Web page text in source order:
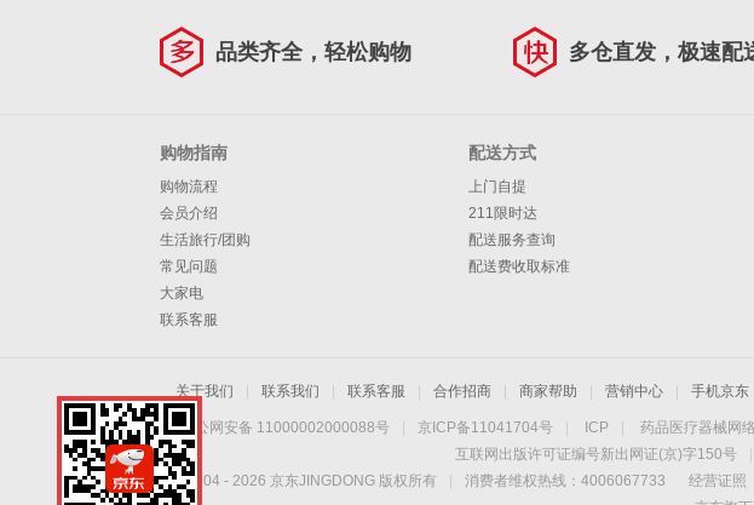
品类齐全，轻松购物 多仓直发，极速配
购物指南
购物流程
会员介绍
生活旅行/团购
常见问题
大家电
联系客服
配送方式
上门自提
211限时达
配送服务查询
配送费收取标准
关于我们 联系我们 联系客服 合作招商 商家帮助 营销中心 手机京东
京公网安备 11000002000088号 京ICP备11041704号 ICP 药品医疗器械网
互联网出版许可证编号新出网证(京)字150号
Copyright © 2004 - 2026 京东JINGDONG 版权所有 消费者维权热线：4006067733 经营证照